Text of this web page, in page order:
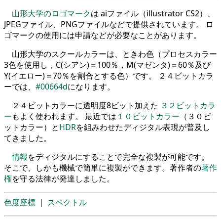
山形大学のロゴマークは aiファイル（illustrator CS2）、
JPEGファイル、PNGファイルなどで提供されています。 ロ
ゴマークの使用には申請などが必要なことがあります。
山形大学のスクールカラーは、ときわ色（プロセスカラー
3色を使用し，C(シアン)＝100％，M(マゼンタ)＝60％及び
Y(イエロー)＝70％を割合とする色）です。 ２４ビットカラ
ーでは、 #00664dになります。
２４ビットカラーに透明度8ビット加えた ３２ビットカラ
ーもよく使われます。 最近では １０ビットカラー （３０ビ
ットカラー）とHDRを組みわせたディジタル表現が普及し
てきました。
情報をディジタルにすることで完全な複製が可能です。
そこで、しかも機械で簡単に複製ができます。著作者の著作
権を守る法律が発達しました。
色度座標 ｜ スペクトル